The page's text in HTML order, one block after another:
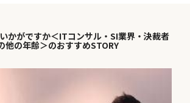
かがですか＜ITコンサル・SI業界・決裁者
他の年齢＞のおすすめSTORY